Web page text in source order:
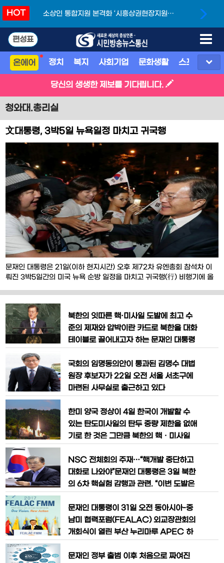
HOT
소상인 통합지원 본격화 ‘시흥상권현장지원단’
편성표
온에어 정치 복지 사회기업 문화생활 스포츠 지
당신의 생생한 제보를 기다립니다.
청와대.총리실
文대통령, 3박5일 뉴욕일정 마치고 귀국행
문재인 대통령은 21일(이하 현지시간) 오후 제72차 유엔총회 참석차 이
뤄진 3박5일간의 미국 뉴욕 순방 일정을 마치고 귀국행(行) 비행기에 올
조태열 유엔 주재 한국대사와 김기환 뉴욕총영사 내외 등의 환송을 받고
전용기에 탑승했다.지난 18일 뉴욕에 안착한 문 대통령은 이번 순방 중 유
엔총회 기조연설(21일) 등을 통해 무엇보다북한의 잇따른 핵·미사일 도발에 최고 수
준의 제재와 압박이란 카드로 북한을 대화
테이블로 끌어내고자 하는 문재인 대통령
인다.최대의 다자외교 무대인 유엔총회에
데뷔해 '촛불민심'에 의한 정권교체가 이
뤄졌음을 알리고 '4강 외교'의 틀에서 벗
넓혔다.특히 미국·일본 등 우방과 북핵 문
제 대응 과정에서 최고의 제재와 압박을
위
국회의 임명동의안이 통과된 김명수 대법
원장 후보자가 22일 오전 서울 서초구에
마련된 사무실로 출근하고 있다
한미 양국 정상이 4일 한국이 개발할 수
있는 탄도미사일의 탄두 중량 제한을 없애
기로 한 것은 그만큼 북한의 핵ㆍ미사일
다. 그 동안 한미는 한국 정부의 대외 약속
성격인 미사일 지침으로 한국이 일정한 성
능 이상의 미사일을 보유하지 않도록 제한
걱정한 미국의 전략적 판단에서였다. 그러
나 이제 우리 군이 유사시 북한 도발에 대
NSC 전체회의 주재…“핵개발 중단하고
대화로 나와야”문재인 대통령은 3일 북한
의 6차 핵실험 감행과 관련, “이번 도발은
아니라 국제 평화와 안전에 대한 매우 심
각한 도전으로서 강력히 규탄한다”며 “참
으로 실망스럽고 분노하지 않을 수 없
의 핵실험 직후 청와대에서 열린 국가안전
문재인 대통령이 31일 오전 동아시아-중
남미 협력포럼(FEALAC) 외교장관회의
개회식이 열린 부산 누리마루 APEC 하
문재인 정부 출범 이후 처음으로 짜여진